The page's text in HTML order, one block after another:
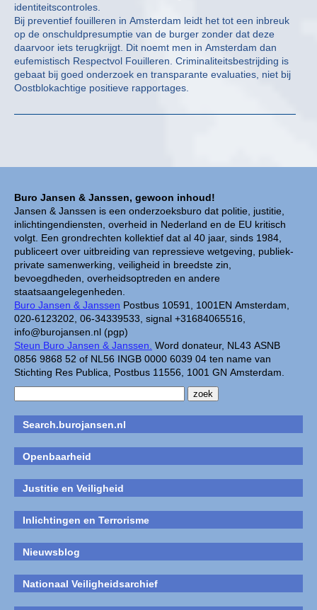
Buro Jansen & Janssen, gewoon inhoud!
Jansen & Janssen is een onderzoeksburo dat politie, justitie,
inlichtingendiensten, overheid in Nederland en de EU kritisch
volgt. Een grondrechten kollektief dat al 40 jaar, sinds 1984,
publiceert over uitbreiding van repressieve wetgeving, publiek-
private samenwerking, veiligheid in breedste zin,
bevoegdheden, overheidsoptreden en andere
staatsaangelegenheden.
Buro Jansen & Janssen Postbus 10591, 1001EN Amsterdam,
020-6123202, 06-34339533, signal +31684065516,
info@burojansen.nl (pgp)
Steun Buro Jansen & Janssen. Word donateur, NL43 ASNB
0856 9868 52 of NL56 INGB 0000 6039 04 ten name van
Stichting Res Publica, Postbus 11556, 1001 GN Amsterdam.
Search.burojansen.nl
Openbaarheid
Justitie en Veiligheid
Inlichtingen en Terrorisme
Nieuwsblog
Nationaal Veiligheidsarchief
identiteitscontroles.
Bij preventief fouilleren in Amsterdam leidt het tot een inbreuk
op de onschuldpresumptie van de burger zonder dat deze
daarvoor iets terugkrijgt. Dit noemt men in Amsterdam dan
eufemistisch Respectvol Fouilleren. Criminaliteitsbestrijding is
gebaat bij goed onderzoek en transparante evaluaties, niet bij
Oostblokachtige positieve rapportages.